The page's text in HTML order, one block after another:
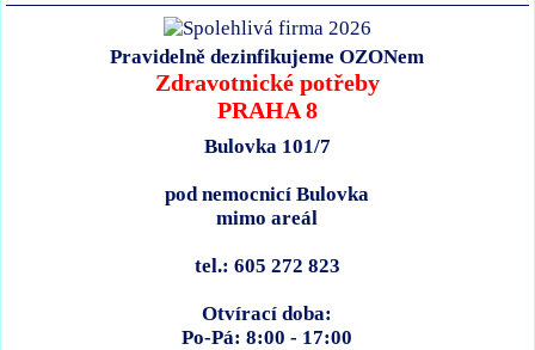
Pravidelně dezinfikujeme OZONem
Zdravotnické potřeby
PRAHA 8
Bulovka 101/7
pod nemocnicí Bulovka
mimo areál
tel.: 605 272 823
Otvírací doba:
Po-Pá: 8:00 - 17:00